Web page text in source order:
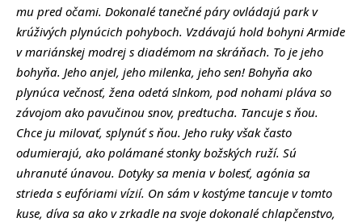
mu pred očami. Dokonalé tanečné páry ovládajú park v
krúživých plynúcich pohyboch. Vzdávajú hold bohyni Armide
v mariánskej modrej s diadémom na skráňach. To je jeho
bohyňa. Jeho anjel, jeho milenka, jeho sen! Bohyňa ako
plynúca večnosť, žena odetá slnkom, pod nohami pláva so
závojom ako pavučinou snov, predtucha. Tancuje s ňou.
Chce ju milovať, splynúť s ňou. Jeho ruky však často
odumierajú, ako polámané stonky božských ruží. Sú
uhranuté únavou. Dotyky sa menia v bolesť, agónia sa
strieda s eufóriami vízií. On sám v kostýme tancuje v tomto
kuse, díva sa ako v zrkadle na svoje dokonalé chlapčenstvo,